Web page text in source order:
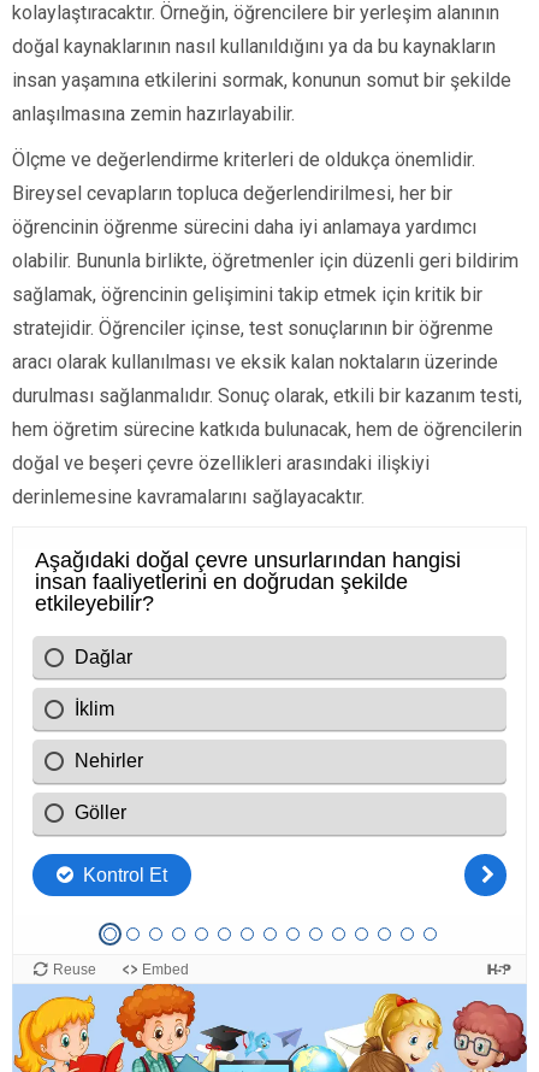
kolaylaştıracaktır. Örneğin, öğrencilere bir yerleşim alanının
doğal kaynaklarının nasıl kullanıldığını ya da bu kaynakların
insan yaşamına etkilerini sormak, konunun somut bir şekilde
anlaşılmasına zemin hazırlayabilir.
Ölçme ve değerlendirme kriterleri de oldukça önemlidir.
Bireysel cevapların topluca değerlendirilmesi, her bir
öğrencinin öğrenme sürecini daha iyi anlamaya yardımcı
olabilir. Bununla birlikte, öğretmenler için düzenli geri bildirim
sağlamak, öğrencinin gelişimini takip etmek için kritik bir
stratejidir. Öğrenciler içinse, test sonuçlarının bir öğrenme
aracı olarak kullanılması ve eksik kalan noktaların üzerinde
durulması sağlanmalıdır. Sonuç olarak, etkili bir kazanım testi,
hem öğretim sürecine katkıda bulunacak, hem de öğrencilerin
doğal ve beşeri çevre özellikleri arasındaki ilişkiyi
derinlemesine kavramalarını sağlayacaktır.
ETİKETLER: DOĞAL VE BEŞERI ÇEVRE ÖZELLIKLERI ARASINDAKI İLIŞKI